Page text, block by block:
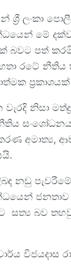
ශ්‍රී ලංකා
මේ
බවට පත්
රටේ
නිසා
අමාත්‍ය,
නඩු
සත්‍ය බව
විජයදාස